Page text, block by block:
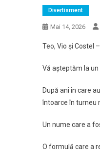
Divertisment
Mai 14, 2026
Teo, Vio și Costel
Vă așteptăm la
După ani în care
întoarce în turneu
Un nume care a
O formulă care a